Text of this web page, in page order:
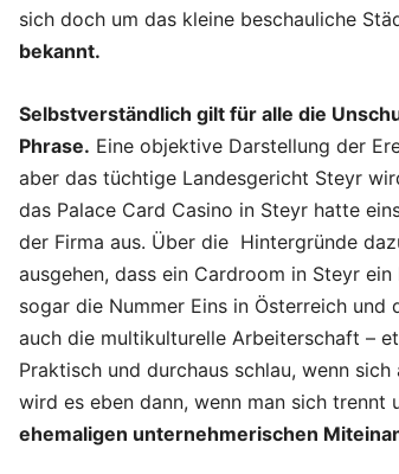
sich doch um das kleine beschauliche
bekannt.
Selbstverständlich gilt für alle die
Phrase. Eine objektive Darstellung der
aber das tüchtige Landesgericht Steyr
das Palace Card Casino in Steyr hatte
der Firma aus. Über die Hintergründe
ausgehen, dass ein Cardroom in Steyr
sogar die Nummer Eins in Österreich
auch die multikulturelle Arbeiterschaft –
Praktisch und durchaus schlau, wenn
wird es eben dann, wenn man sich trennt
ehemaligen unternehmerischen